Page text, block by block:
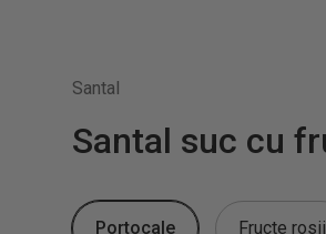
Santal
Santal suc cu
Portocale Fructe rosii